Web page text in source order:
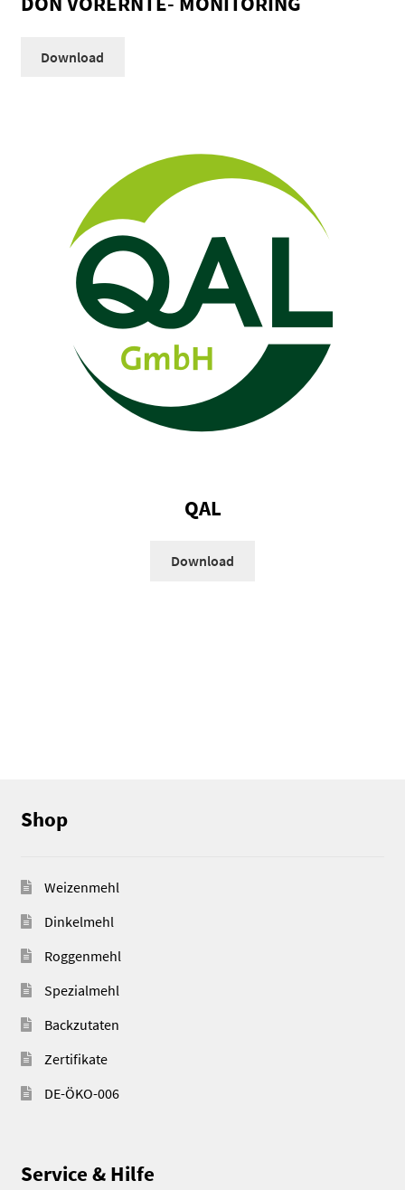
Download
QAL
Download
Shop
Weizenmehl
Dinkelmehl
Roggenmehl
Spezialmehl
Backzutaten
Zertifikate
DE-ÖKO-006
Service & Hilfe